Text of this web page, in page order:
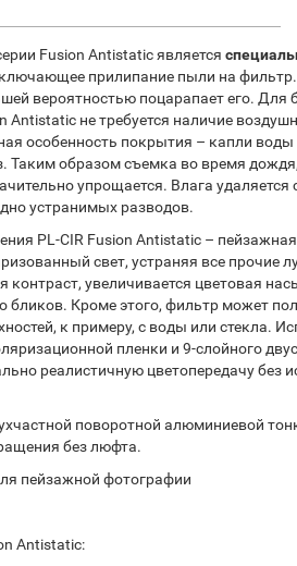
Fusion Antistatic является
прилипание пыли на
вероятностью поцарапает его. Для
Antistatic не требуется наличие
особенность покрытия – капли
Таким образом съемка во время
упрощается. Влага удаляется
устранимых разводов.
PL-CIR Fusion Antistatic –
свет, устраняя все прочие
контраст, увеличивается цветовая
бликов. Кроме этого, фильтр может
к примеру, с воды или стекла.
пленки и 9-слойного
реалистичную цветопередачу без
поворотной алюминиевой
без люфта.
пейзажной фотографии
Antistatic: